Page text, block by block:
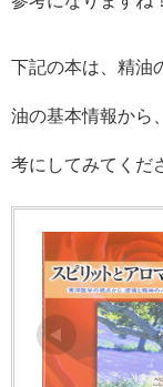
下記の本は、精油
油の基本情報から
考にしてみてくだ